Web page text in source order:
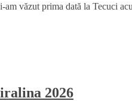
văzut prima dată la Tecuci
2026